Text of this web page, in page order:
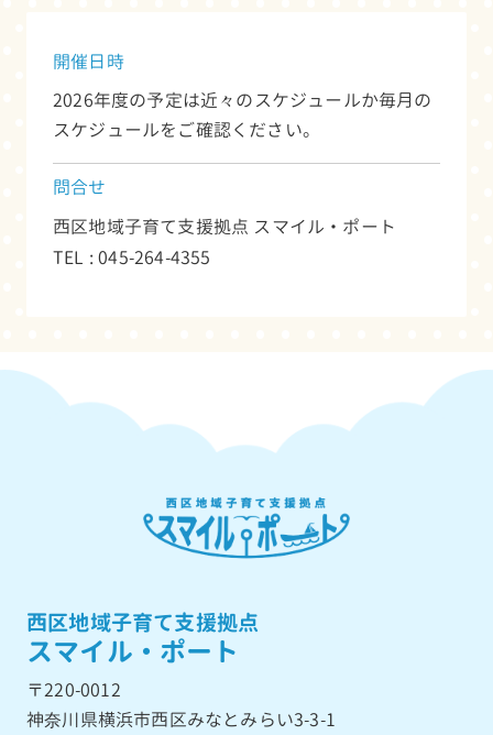
開催日時
2026年度の予定は近々のスケジュールか毎月の
スケジュールをご確認ください。
問合せ
西区地域子育て支援拠点 スマイル・ポート
TEL : 045-264-4355
西区地域子育て支援拠点
スマイル・ポート
〒220-0012
神奈川県横浜市西区みなとみらい3-3-1